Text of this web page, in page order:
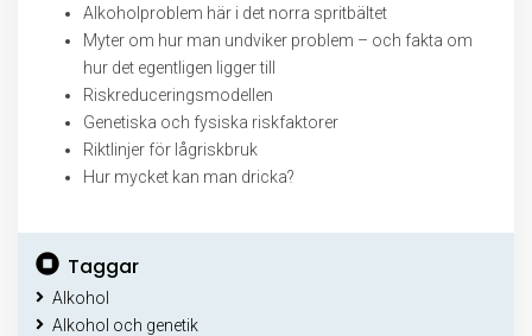
Alkoholproblem här i det norra spritbältet
Myter om hur man undviker problem – och fakta om
hur det egentligen ligger till
Riskreduceringsmodellen
Genetiska och fysiska riskfaktorer
Riktlinjer för lågriskbruk
Hur mycket kan man dricka?
Taggar
Alkohol
Alkohol och genetik